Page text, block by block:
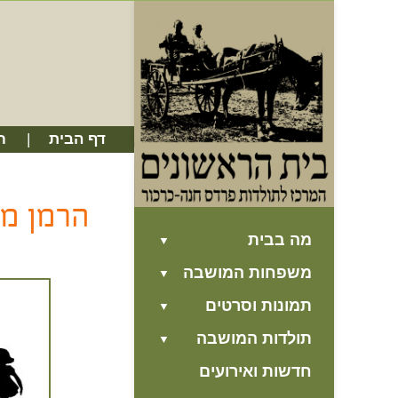
דף הבית
מה בבית
משפחות המושבה
תמונות וסרטים
תולדות המושבה
חדשות ואירועים
הרמן